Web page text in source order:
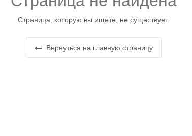
Страница, которую вы ищете, не существует.
Вернуться на главную страницу